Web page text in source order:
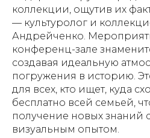
коллекции, ощутив их
— культуролог и
Андрейченко.
конференц-зале
создавая идеальную
погружения в историю.
для всех, кто ищет, куда
бесплатно всей семьей,
получение новых знаний
визуальным опытом.